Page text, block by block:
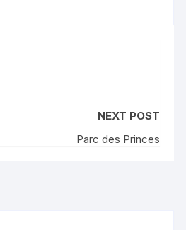
NEXT POST
Parc des Princes